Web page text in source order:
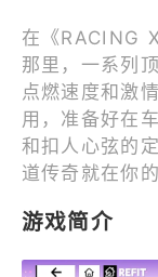
在《RACING
那里，一系列
点燃速度和激
用，准备好在
和扣人心弦的
道传奇就在你的
游戏简介